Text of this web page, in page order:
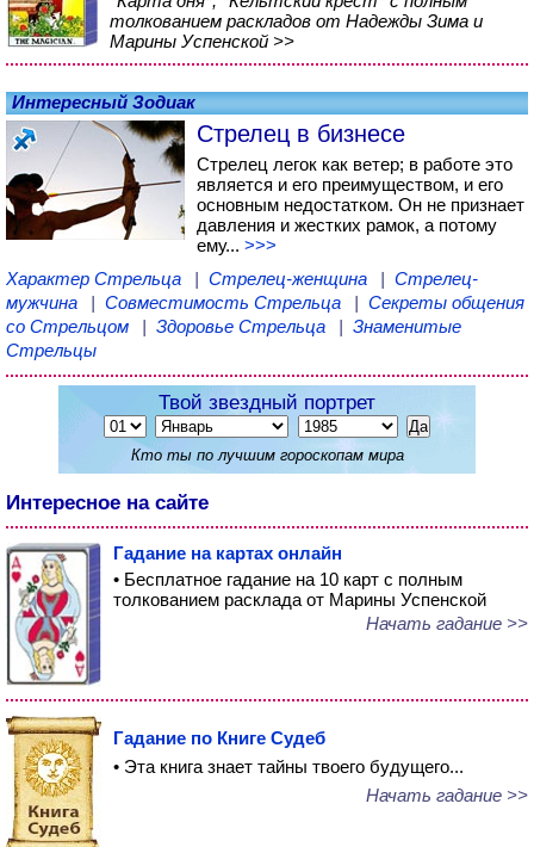
толкованием раскладов от Надежды Зима и
Марины Успенской >>
Интересный Зодиак
Стрелец в бизнесе
Стрелец легок как ветер; в работе это
является и его преимуществом, и его
основным недостатком. Он не признает
давления и жестких рамок, а потому
ему... >>>
Характер Стрельца
| Стрелец-женщина | Стрелец-
мужчина
| Совместимость Стрельца | Секреты общения
со Стрельцом
| Здоровье Стрельца | Знаменитые
Стрельцы
Твой звездный портрет
Кто ты по лучшим гороскопам мира
Интересное на сайте
Гадание на картах онлайн
• Бесплатное гадание на 10 карт с полным
толкованием расклада от Марины Успенской
Начать гадание >>
Гадание по Книге Судеб
• Эта книга знает тайны твоего будущего...
Начать гадание >>